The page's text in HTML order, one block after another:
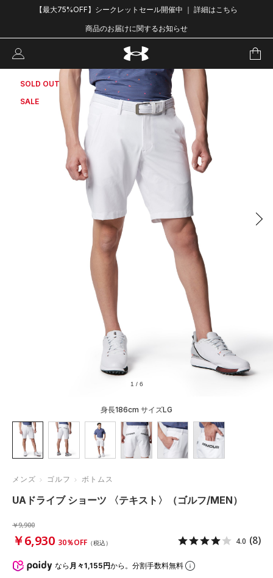
【最大75%OFF】シークレットセール開催中 ｜ 詳細はこちら
商品のお届けに関するお知らせ
SOLD OUT
SALE
1 / 6
身長186cm サイズLG
メンズ ゴルフ ボトムス
UAドライブ ショーツ 〈テキスト〉（ゴルフ/MEN）
￥9,900
￥6,930 30％OFF （税込） 4.0 (8)
なら 月々1,155円から。分割手数料無料